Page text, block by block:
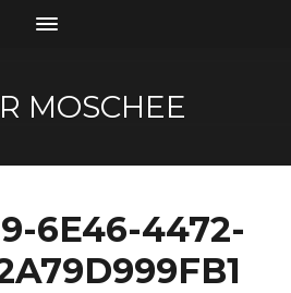
MOSCHEE
6E46-4472-